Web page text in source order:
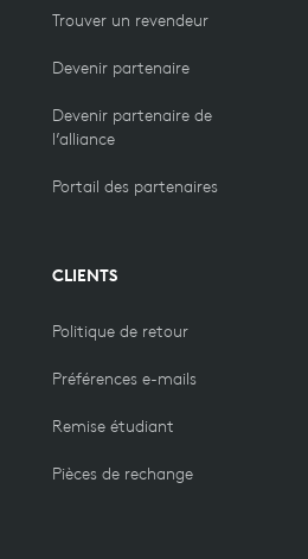
Trouver un revendeur
Devenir partenaire
Devenir partenaire de
l’alliance
Portail des partenaires
CLIENTS
Politique de retour
Préférences e-mails
Remise étudiant
Pièces de rechange